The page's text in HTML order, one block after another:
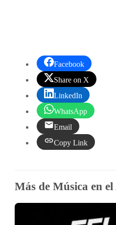
Facebook
Share on X
LinkedIn
WhatsApp
Email
Copy Link
Más de Música en